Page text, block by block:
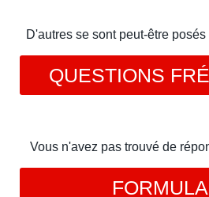
D'autres se sont peut-être
QUESTIONS
Vous n'avez pas trouvé de